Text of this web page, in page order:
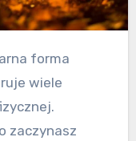
wiele
zaczynasz